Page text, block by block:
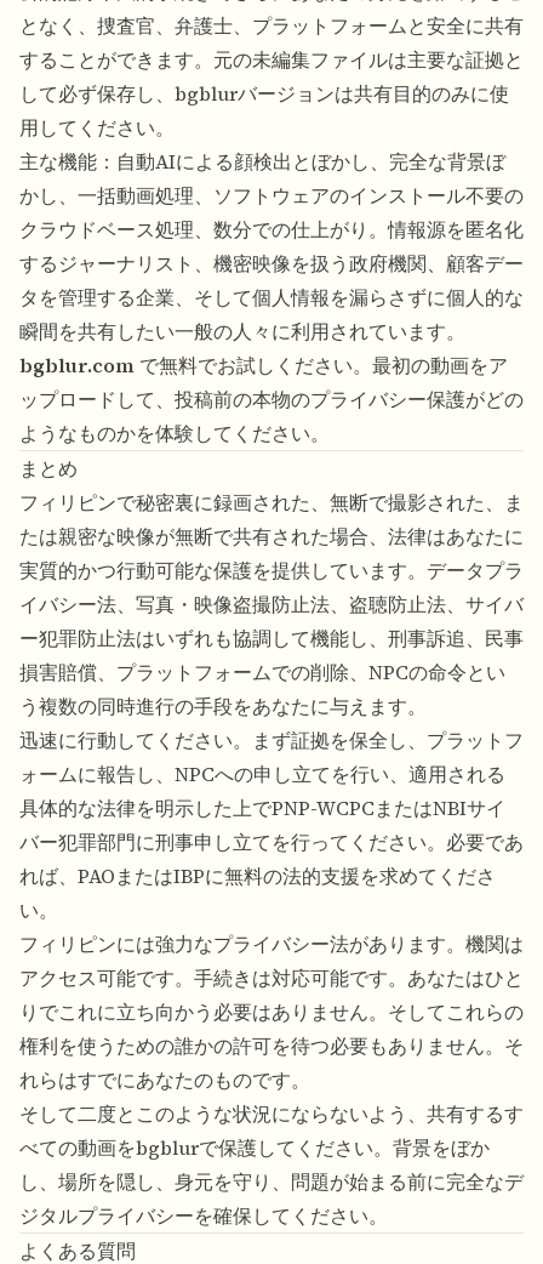
となく、捜査官、弁護士、プラットフォームと安全に共有
することができます。元の未編集ファイルは主要な証拠と
して必ず保存し、bgblurバージョンは共有目的のみに使
用してください。
主な機能：自動AIによる顔検出とぼかし、完全な背景ぼ
かし、一括動画処理、ソフトウェアのインストール不要の
クラウドベース処理、数分での仕上がり。情報源を匿名化
するジャーナリスト、機密映像を扱う政府機関、顧客デー
タを管理する企業、そして個人情報を漏らさずに個人的な
瞬間を共有したい一般の人々に利用されています。
bgblur.com で無料でお試しください。最初の動画をア
ップロードして、投稿前の本物のプライバシー保護がどの
ようなものかを体験してください。
まとめ
フィリピンで秘密裏に録画された、無断で撮影された、ま
たは親密な映像が無断で共有された場合、法律はあなたに
実質的かつ行動可能な保護を提供しています。データプラ
イバシー法、写真・映像盗撮防止法、盗聴防止法、サイバ
ー犯罪防止法はいずれも協調して機能し、刑事訴追、民事
損害賠償、プラットフォームでの削除、NPCの命令とい
う複数の同時進行の手段をあなたに与えます。
迅速に行動してください。まず証拠を保全し、プラットフ
ォームに報告し、NPCへの申し立てを行い、適用される
具体的な法律を明示した上でPNP-WCPCまたはNBIサイ
バー犯罪部門に刑事申し立てを行ってください。必要であ
れば、PAOまたはIBPに無料の法的支援を求めてくださ
い。
フィリピンには強力なプライバシー法があります。機関は
アクセス可能です。手続きは対応可能です。あなたはひと
りでこれに立ち向かう必要はありません。そしてこれらの
権利を使うための誰かの許可を待つ必要もありません。そ
れらはすでにあなたのものです。
そして二度とこのような状況にならないよう、共有するす
べての動画をbgblurで保護してください。背景をぼか
し、場所を隠し、身元を守り、問題が始まる前に完全なデ
ジタルプライバシーを確保してください。
よくある質問